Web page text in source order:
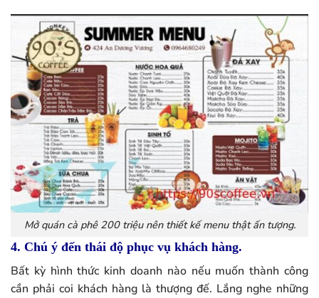
Mở quán cà phê 200 triệu nên thiết kế menu thật ấn tượng.
4. Chú ý đến thái độ phục vụ khách hàng.
Bất kỳ hình thức kinh doanh nào nếu muốn thành công
cần phải coi khách hàng là thượng đế. Lắng nghe những